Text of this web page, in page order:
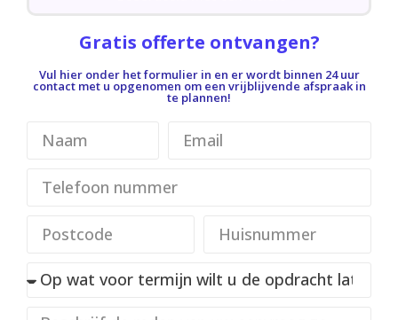
Gratis offerte ontvangen?
Vul hier onder het formulier in en er wordt binnen 24 uur
contact met u opgenomen om een vrijblijvende afspraak in
te plannen!